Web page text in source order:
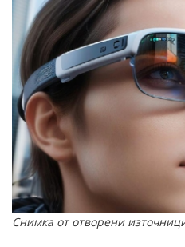
Снимка от отворени